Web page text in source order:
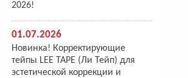
2026!
01.07.2026
Новинка! Корректирующие
тейпы LEE TAPE (Ли Тейп) для
эстетической коррекции и